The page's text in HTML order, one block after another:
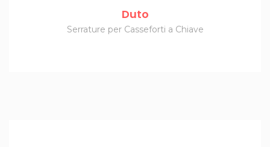
Duto
Serrature per Casseforti a Chiave